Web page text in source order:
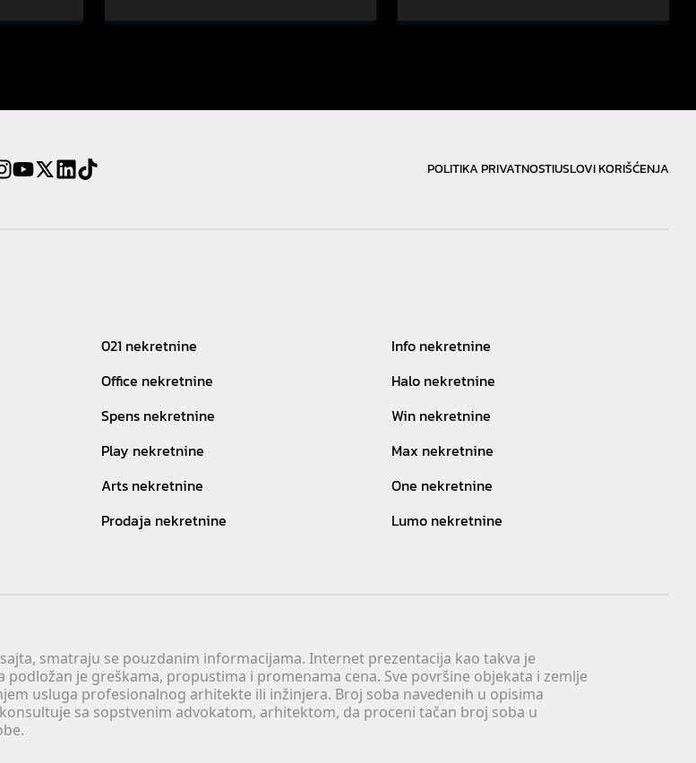
POLITIKA PRIVATNOSTIUSLOVI KORIŠĆENJA
smatraju se pouzdanim informacijama. Internet prezentacija kao takva je
je greškama, propustima i promenama cena. Sve površine objekata i zemlje
usluga profesionalnog arhitekte ili inžinjera. Broj soba navedenih u opisima
sa sopstvenim advokatom, arhitektom, da proceni tačan broj soba u
021 nekretnine
Info nekretnine
Office nekretnine
Halo nekretnine
Spens nekretnine
Win nekretnine
Play nekretnine
Max nekretnine
Arts nekretnine
One nekretnine
Prodaja nekretnine Lumo nekretnine